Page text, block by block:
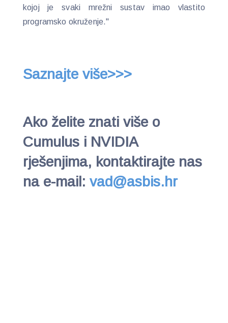
kojoj je svaki mrežni sustav imao vlastito
programsko okruženje."
Saznajte više>>>
Ako želite znati više o
Cumulus i NVIDIA
rješenjima, kontaktirajte nas
na e-mail: vad@asbis.hr